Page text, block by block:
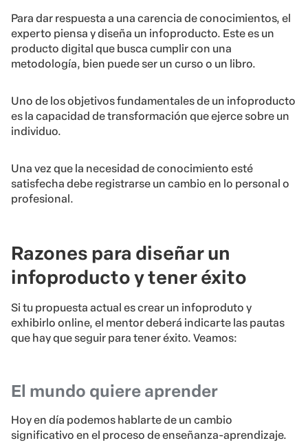
Para dar respuesta a una carencia de conocimientos, el
experto piensa y diseña un infoproducto. Este es un
producto digital que busca cumplir con una
metodología, bien puede ser un curso o un libro.
Uno de los objetivos fundamentales de un infoproducto
es la capacidad de transformación que ejerce sobre un
individuo.
Una vez que la necesidad de conocimiento esté
satisfecha debe registrarse un cambio en lo personal o
profesional.
Razones para diseñar un
infoproducto y tener éxito
Si tu propuesta actual es crear un infoproduto y
exhibirlo online, el mentor deberá indicarte las pautas
que hay que seguir para tener éxito. Veamos:
El mundo quiere aprender
Hoy en día podemos hablarte de un cambio
significativo en el proceso de enseñanza-aprendizaje.